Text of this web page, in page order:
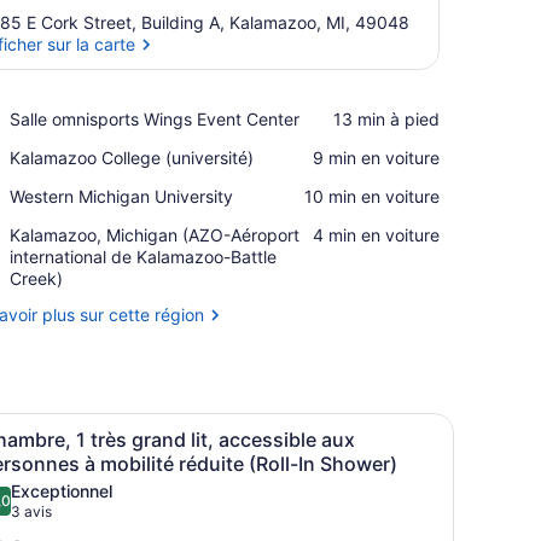
E Cork Street, Building A, Kalamazoo, MI, 49048
sur la carte
Salle omnisports Wings Event Center
Place,
omnisports
Event
Center
‪13 min à pied‬
Kalamazoo College (université)
Place,
College
‪9 min en voiture‬
Western Michigan University
Place,
Michigan
University
‪10 min en voiture‬
Kalamazoo, Michigan (AZO-Aéroport
international de Kalamazoo-Battle
Creek)
Airport,
Kalamazoo,
Michigan
Aéroport
Creek)
‪4 min en voiture‬
plus sur cette région
sur un beau paysage.
d’un lit, d’un bureau, d’une chaise et d’une grande fenêtre
Une chambre d’hôtel moderne équipée
3
1 très grand lit, accessible aux
à mobilité réduite (Roll-In Shower)
sur 10
Exceptionnel
3 avis
(3 avis)